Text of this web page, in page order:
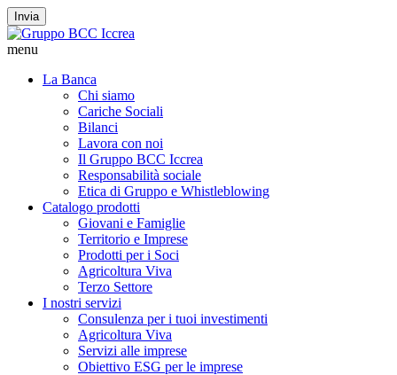
Invia
menu
La Banca
Chi siamo
Cariche Sociali
Bilanci
Lavora con noi
Il Gruppo BCC Iccrea
Responsabilità sociale
Etica di Gruppo e Whistleblowing
Catalogo prodotti
Giovani e Famiglie
Territorio e Imprese
Prodotti per i Soci
Agricoltura Viva
Terzo Settore
I nostri servizi
Consulenza per i tuoi investimenti
Agricoltura Viva
Servizi alle imprese
Obiettivo ESG per le imprese